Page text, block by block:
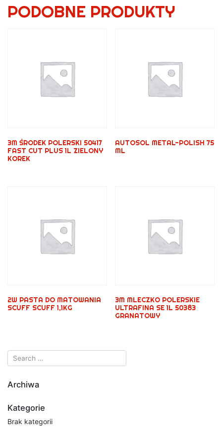
PODOBNE PRODUKTY
3M ŚRODEK POLERSKI 50417
FAST CUT PLUS 1L ZIELONY
KOREK
AUTOSOL METAL-POLISH 75
ML
2W PASTA DO MATOWANIA
SCUFF SCUFF 1,1KG
3M MLECZKO POLERSKIE
ULTRAFINA SE 1L 50383
GRANATOWY
Archiwa
Kategorie
Brak kategorii